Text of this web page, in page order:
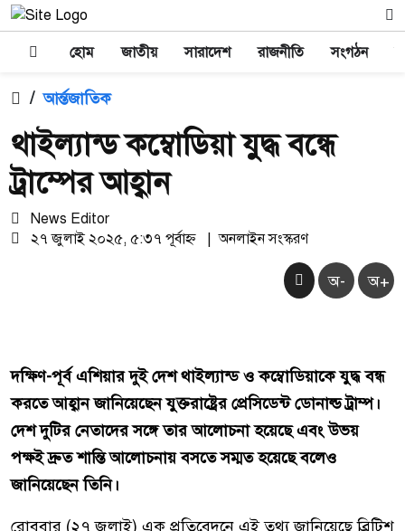
হোম জাতীয় সারাদেশ রাজনীতি সংগঠন
/ আর্ন্তজাতিক
থাইল্যান্ড কম্বোডিয়া যুদ্ধ বন্ধে
ট্রাম্পের আহ্বান
News Editor
২৭ জুলাই ২০২৫, ৫:৩৭ পূর্বাহ্ন
অনলাইন সংস্করণ
অ- অ+
দক্ষিণ-পূর্ব এশিয়ার দুই দেশ থাইল্যান্ড ও কম্বোডিয়াকে যুদ্ধ বন্ধ
করতে আহ্বান জানিয়েছেন যুক্তরাষ্ট্রের প্রেসিডেন্ট ডোনাল্ড ট্রাম্প।
দেশ দুটির নেতাদের সঙ্গে তার আলোচনা হয়েছে এবং উভয়
পক্ষই দ্রুত শান্তি আলোচনায় বসতে সম্মত হয়েছে বলেও
জানিয়েছেন তিনি।
রোববার (২৭ জুলাই) এক প্রতিবেদনে এই তথ্য জানিয়েছে ব্রিটিশ